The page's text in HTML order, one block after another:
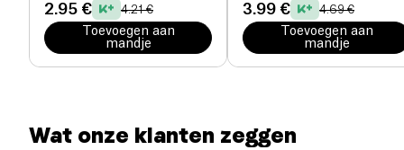
2.95 € 4.21 €
Toevoegen aan
mandje
3.99 € 4.69 €
Toevoegen aan
mandje
Wat onze klanten zeggen